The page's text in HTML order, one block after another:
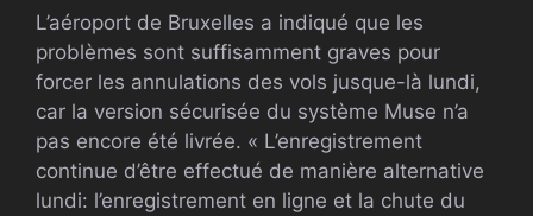
L’aéroport de Bruxelles a indiqué que les
problèmes sont suffisamment graves pour
forcer les annulations des vols jusque-là lundi,
car la version sécurisée du système Muse n’a
pas encore été livrée. « L’enregistrement
continue d’être effectué de manière alternative
lundi: l’enregistrement en ligne et la chute du